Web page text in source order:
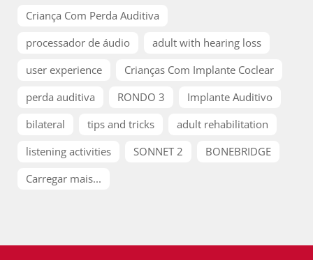
Criança Com Perda Auditiva
processador de áudio
adult with hearing loss
user experience
Crianças Com Implante Coclear
perda auditiva
RONDO 3
Implante Auditivo
bilateral
tips and tricks
adult rehabilitation
listening activities
SONNET 2
BONEBRIDGE
Carregar mais...